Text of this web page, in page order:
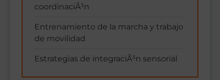
coordinaciÃ³n
Entrenamiento de la marcha y trabajo
de movilidad
Estrategias de integraciÃ³n sensorial